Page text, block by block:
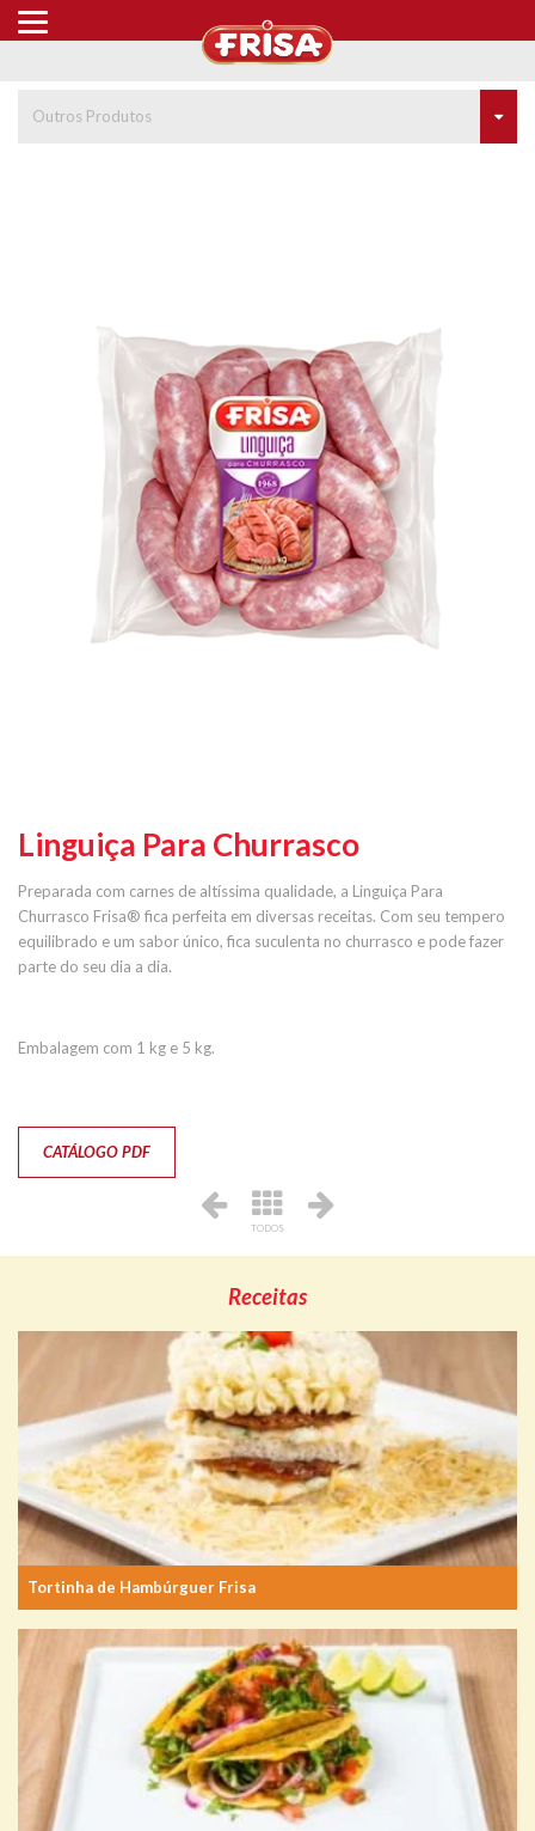
Outros Produtos
Linguiça Para Churrasco
Preparada com carnes de altíssima qualidade, a Linguiça Para
Churrasco Frisa® fica perfeita em diversas receitas. Com seu tempero
equilibrado e um sabor único, fica suculenta no churrasco e pode fazer
parte do seu dia a dia.
Embalagem com 1 kg e 5 kg.
CATÁLOGO PDF
TODOS
Receitas
Tortinha de Hambúrguer Frisa